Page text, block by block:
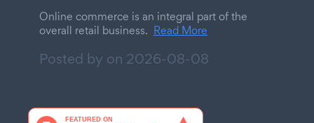
Online commerce is an integral part of the
overall retail business. Read More
Posted by on 2026-08-08